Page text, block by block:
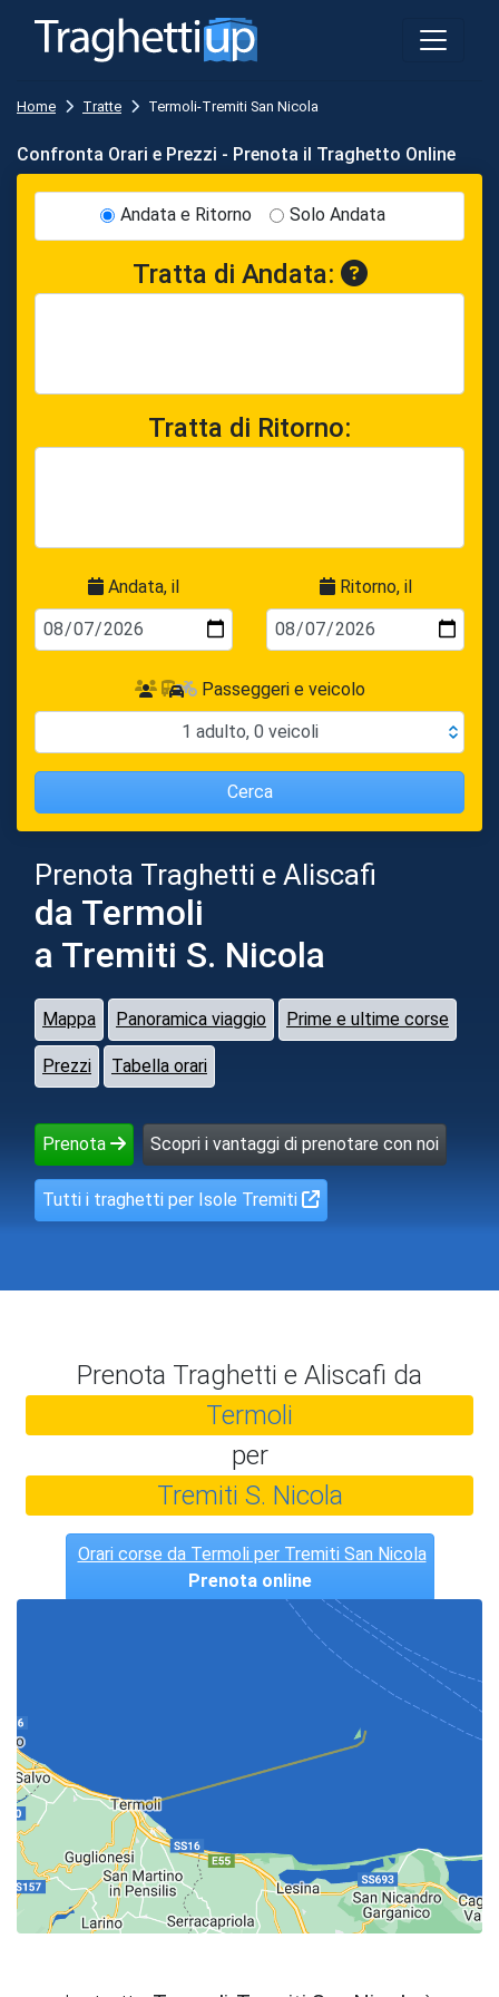
Home Tratte Termoli-Tremiti San Nicola
Prenota Traghetti e Aliscafi
da Termoli
a Tremiti S. Nicola
Mappa Panoramica viaggio Prime e ultime corse
Prezzi Tabella orari
Prenota Scopri i vantaggi di prenotare con noi
Tutti i traghetti per Isole Tremiti
Confronta Orari e Prezzi - Prenota il Traghetto Online
Andata e Ritorno Solo Andata
Tratta di Andata:
Tratta di Ritorno:
Andata, il Ritorno, il
Passeggeri e veicolo
1 adulto, 0 veicoli
Cerca
Prenota Traghetti e Aliscafi da
Termoli
per
Tremiti S. Nicola
Orari corse da Termoli per Tremiti San Nicola
Prenota online